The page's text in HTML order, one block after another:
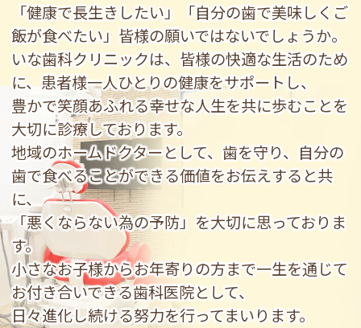
「健康で長生きしたい」「自分の歯で美味しくご
飯が食べたい」皆様の願いではないでしょうか。
いな歯科クリニックは、皆様の快適な生活のため
に、患者様一人ひとりの健康をサポートし、
豊かで笑顔あふれる幸せな人生を共に歩むことを
大切に診療しております。
地域のホームドクターとして、歯を守り、自分の
歯で食べることができる価値をお伝えすると共
に、
「悪くならない為の予防」を大切に思っておりま
す。
小さなお子様からお年寄りの方まで一生を通じて
お付き合いできる歯科医院として、
日々進化し続ける努力を行ってまいります。